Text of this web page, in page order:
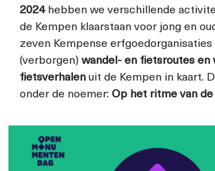
2024hebben we verschillende
de Kempen klaarstaan voor jong en
zeven Kempense
(verborgen) wandel- en fietsroutes en
fietsverhalen uit de Kempen in kaart.
onder de noemer: Op het ritme van de